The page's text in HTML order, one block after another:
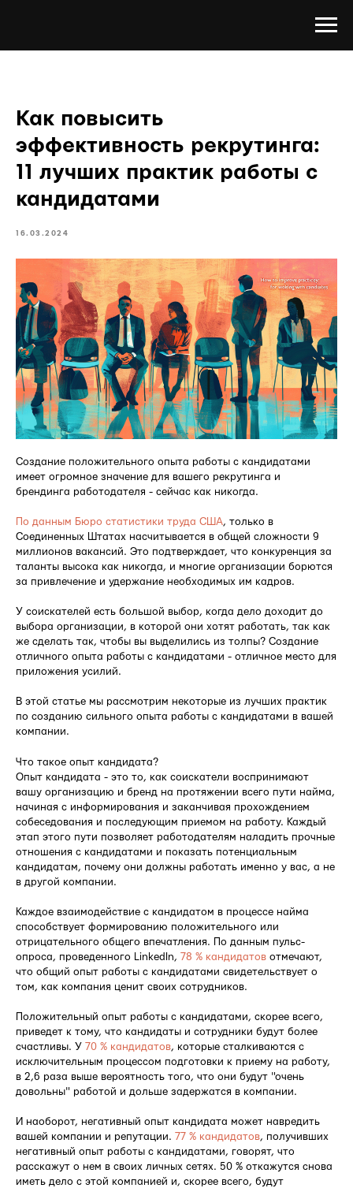
Как повысить
эффективность рекрутинга:
11 лучших практик работы с
кандидатами
16.03.2024
Создание положительного опыта работы с кандидатами
имеет огромное значение для вашего рекрутинга и
брендинга работодателя - сейчас как никогда.
По данным Бюро статистики труда США, только в
Соединенных Штатах насчитывается в общей сложности 9
миллионов вакансий. Это подтверждает, что конкуренция за
таланты высока как никогда, и многие организации борются
за привлечение и удержание необходимых им кадров.
У соискателей есть большой выбор, когда дело доходит до
выбора организации, в которой они хотят работать, так как
же сделать так, чтобы вы выделились из толпы? Создание
отличного опыта работы с кандидатами - отличное место для
приложения усилий.
В этой статье мы рассмотрим некоторые из лучших практик
по созданию сильного опыта работы с кандидатами в вашей
компании.
Что такое опыт кандидата?
Опыт кандидата - это то, как соискатели воспринимают
вашу организацию и бренд на протяжении всего пути найма,
начиная с информирования и заканчивая прохождением
собеседования и последующим приемом на работу. Каждый
этап этого пути позволяет работодателям наладить прочные
отношения с кандидатами и показать потенциальным
кандидатам, почему они должны работать именно у вас, а не
в другой компании.
Каждое взаимодействие с кандидатом в процессе найма
способствует формированию положительного или
отрицательного общего впечатления. По данным пульс-
опроса, проведенного LinkedIn, 78 % кандидатов отмечают,
что общий опыт работы с кандидатами свидетельствует о
том, как компания ценит своих сотрудников.
Положительный опыт работы с кандидатами, скорее всего,
приведет к тому, что кандидаты и сотрудники будут более
счастливы. У 70 % кандидатов, которые сталкиваются с
исключительным процессом подготовки к приему на работу,
в 2,6 раза выше вероятность того, что они будут "очень
довольны" работой и дольше задержатся в компании.
И наоборот, негативный опыт кандидата может навредить
вашей компании и репутации. 77 % кандидатов, получивших
негативный опыт работы с кандидатами, говорят, что
расскажут о нем в своих личных сетях. 50 % откажутся снова
иметь дело с этой компанией и, скорее всего, будут